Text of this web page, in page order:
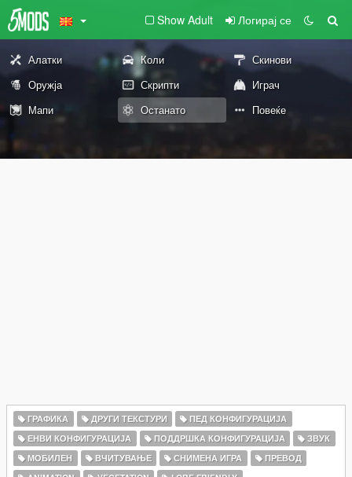
Show Adult Логирај се
Алатки Коли
Скинови
Оружја
Скрипти
Играч
Мапи
Останато Повеќе
ГРАФИКА ДРУГИ ТЕКСТУРИ
ПЕД КОНФИГУРАЦИЈА
ЕНВИ КОНФИГУРАЦИЈА
ПОДДРШКА КОНФИГУРАЦИЈА
ЗВУК
МОБИЛЕН
ВЧИТУВАЊЕ СНИМЕНА ИГРА
ПРЕВОД